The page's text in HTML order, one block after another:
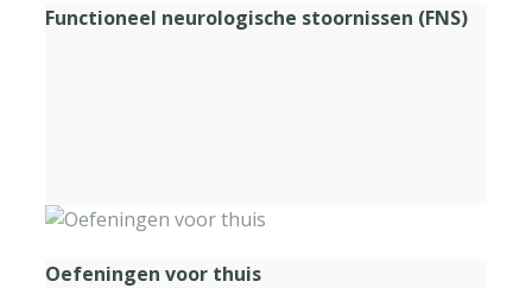
Functioneel neurologische stoornissen (FNS)
Oefeningen voor thuis